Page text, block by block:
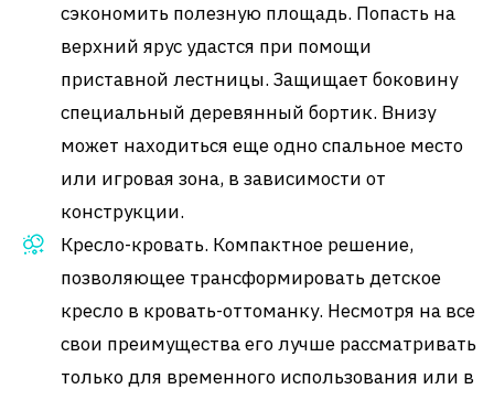
сэкономить полезную площадь. Попасть на
верхний ярус удастся при помощи
приставной лестницы. Защищает боковину
специальный деревянный бортик. Внизу
может находиться еще одно спальное место
или игровая зона, в зависимости от
конструкции.
Кресло-кровать. Компактное решение,
позволяющее трансформировать детское
кресло в кровать-оттоманку. Несмотря на все
свои преимущества его лучше рассматривать
только для временного использования или в